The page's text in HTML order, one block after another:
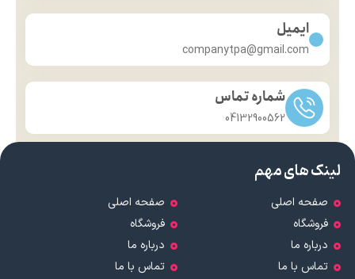
ایمیل
companytpa@gmail.com
شماره تماس
04132900562
لینک های مهم
صفحه اصلی
فروشگاه
درباره ما
تماس با ما
صفحه اصلی
فروشگاه
درباره ما
تماس با ما